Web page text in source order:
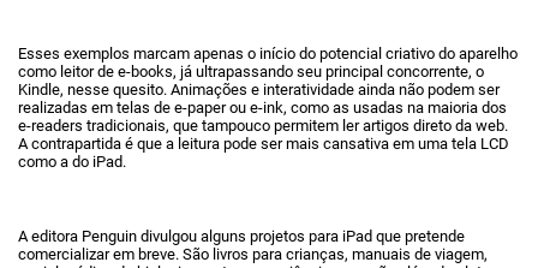
Esses exemplos marcam apenas o início do potencial criativo do aparelho
como leitor de e-books, já ultrapassando seu principal concorrente, o
Kindle, nesse quesito. Animações e interatividade ainda não podem ser
realizadas em telas de e-paper ou e-ink, como as usadas na maioria dos
e-readers tradicionais, que tampouco permitem ler artigos direto da web.
A contrapartida é que a leitura pode ser mais cansativa em uma tela LCD
como a do iPad.
A editora Penguin divulgou alguns projetos para iPad que pretende
comercializar em breve. São livros para crianças, manuais de viagem,